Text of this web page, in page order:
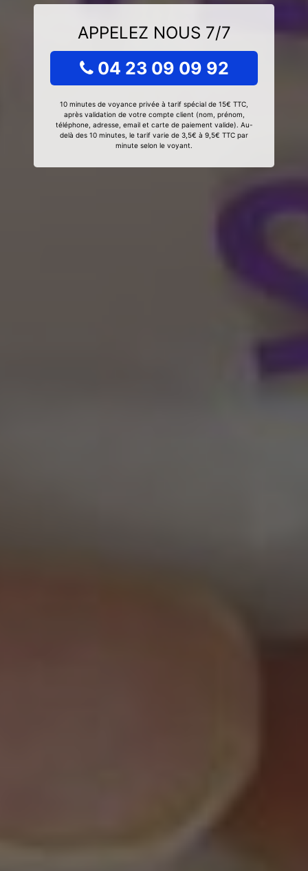
APPELEZ NOUS 7/7
04 23 09 09 92
10 minutes de voyance privée à tarif spécial de 15€ TTC,
après validation de votre compte client (nom, prénom,
téléphone, adresse, email et carte de paiement valide). Au-
delà des 10 minutes, le tarif varie de 3,5€ à 9,5€ TTC par
minute selon le voyant.